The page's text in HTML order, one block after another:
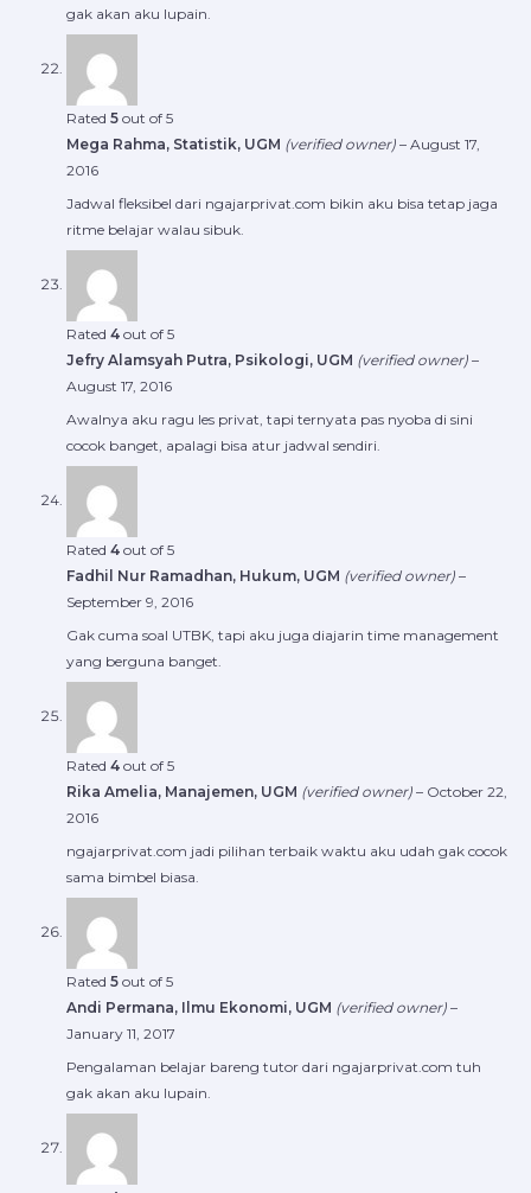
gak akan aku lupain.
Rated 5 out of 5
Mega Rahma, Statistik, UGM (verified owner) – August 17,
2016
Jadwal fleksibel dari ngajarprivat.com bikin aku bisa tetap jaga
ritme belajar walau sibuk.
Rated 4 out of 5
Jefry Alamsyah Putra, Psikologi, UGM (verified owner) –
August 17, 2016
Awalnya aku ragu les privat, tapi ternyata pas nyoba di sini
cocok banget, apalagi bisa atur jadwal sendiri.
Rated 4 out of 5
Fadhil Nur Ramadhan, Hukum, UGM (verified owner) –
September 9, 2016
Gak cuma soal UTBK, tapi aku juga diajarin time management
yang berguna banget.
Rated 4 out of 5
Rika Amelia, Manajemen, UGM (verified owner) – October 22,
2016
ngajarprivat.com jadi pilihan terbaik waktu aku udah gak cocok
sama bimbel biasa.
Rated 5 out of 5
Andi Permana, Ilmu Ekonomi, UGM (verified owner) –
January 11, 2017
Pengalaman belajar bareng tutor dari ngajarprivat.com tuh
gak akan aku lupain.